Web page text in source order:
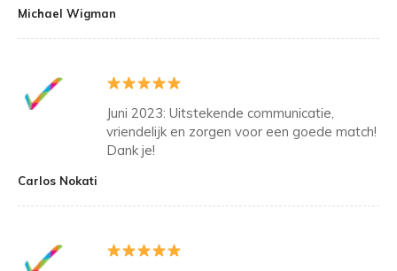
Michael Wigman
Juni 2023: Uitstekende communicatie,
vriendelijk en zorgen voor een goede match!
Dank je!
Carlos Nokati